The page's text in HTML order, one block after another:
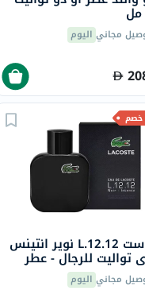
مجاني اليوم
لاكوست L.12.12 نوير انتينس
تواليت للرجال - عطر
100 مل
مجاني اليوم